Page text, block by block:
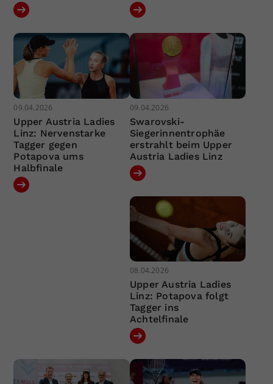
09.04.2026
Upper Austria Ladies
Linz: Nervenstarke
Tagger gegen
Potapova ums
Halbfinale
09.04.2026
Swarovski-
Siegerinnentrophäe
erstrahlt beim Upper
Austria Ladies Linz
08.04.2026
Upper Austria Ladies
Linz: Potapova folgt
Tagger ins
Achtelfinale